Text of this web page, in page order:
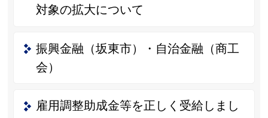
対象の拡大について
振興金融（坂東市）・自治金融（商工
会）
雇用調整助成金等を正しく受給しまし